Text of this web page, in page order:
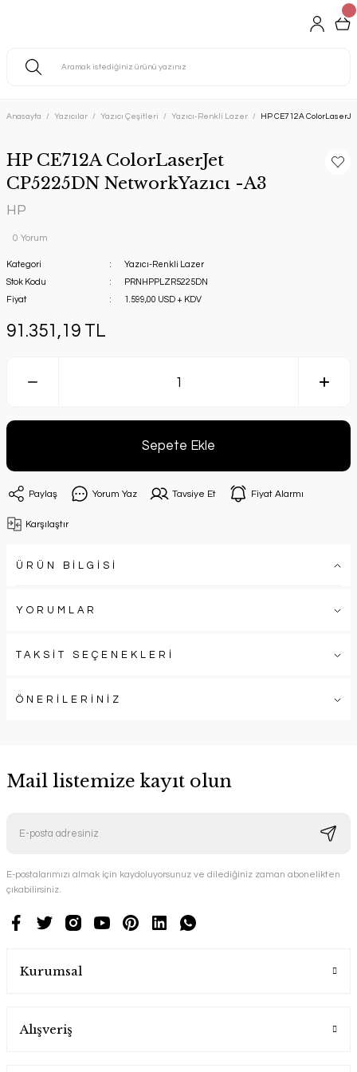
Anasayfa Yazıcılar Yazıcı Çeşitleri Yazıcı-Renkli Lazer HP CE712A
HP CE712A ColorLaserJet
CP5225DN NetworkYazıcı -A3
HP
0 Yorum
Kategori
Yazıcı-Renkli Lazer
Stok Kodu
PRNHPPLZR5225DN
Fiyat
1.599,00 USD + KDV
91.351,19 TL
Sepete Ekle
Paylaş Yorum Yaz Tavsiye Et Fiyat Alarmı
Karşılaştır
ÜRÜN BİLGİSİ
YORUMLAR
TAKSİT SEÇENEKLERİ
ÖNERİLERİNİZ
Mail listemize kayıt olun
E-postalarımızı almak için kaydoluyorsunuz ve dilediğiniz zaman abonelikten
çıkabilirsiniz.
Kurumsal
Alışveriş